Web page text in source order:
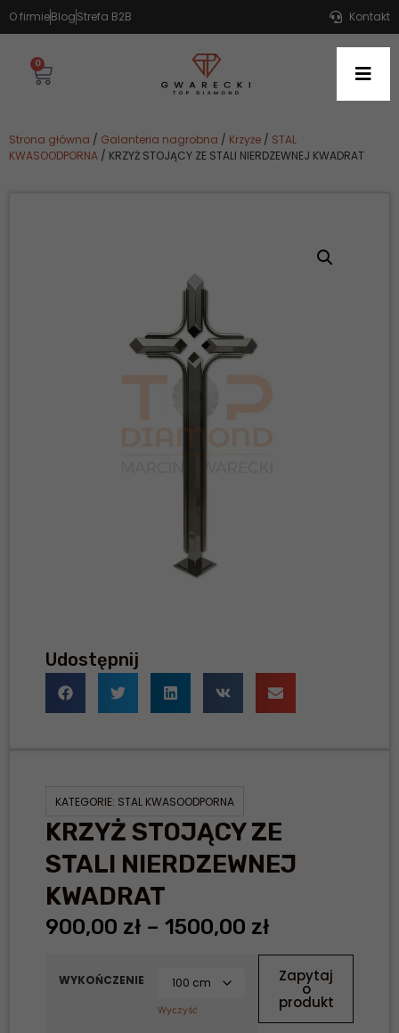
O firmieBlogStrefa B2B Kontakt
0
Strona główna / Galanteria nagrobna / Krzyże / STAL
KWASOODPORNA / KRZYŻ STOJĄCY ZE STALI NIERDZEWNEJ KWADRAT
Udostępnij
KATEGORIE: STAL KWASOODPORNA
KRZYŻ STOJĄCY ZE
STALI NIERDZEWNEJ
KWADRAT
900,00 zł – 1500,00 zł
WYKOŃCZENIE
Wyczyść
Zapytaj
o
produkt